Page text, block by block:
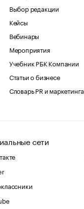
Выбор редакции
Кейсы
Вебинары
Мероприятия
Учебник РБК Компании
Статьи о бизнесе
Словарь PR и маркетинга
сети